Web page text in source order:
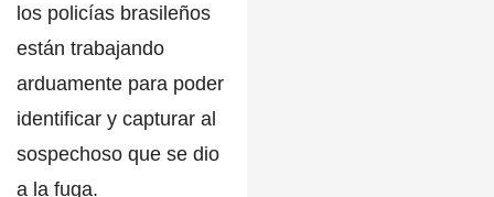
los policías brasileños
están trabajando
arduamente para poder
identificar y capturar al
sospechoso que se dio
a la fuga.